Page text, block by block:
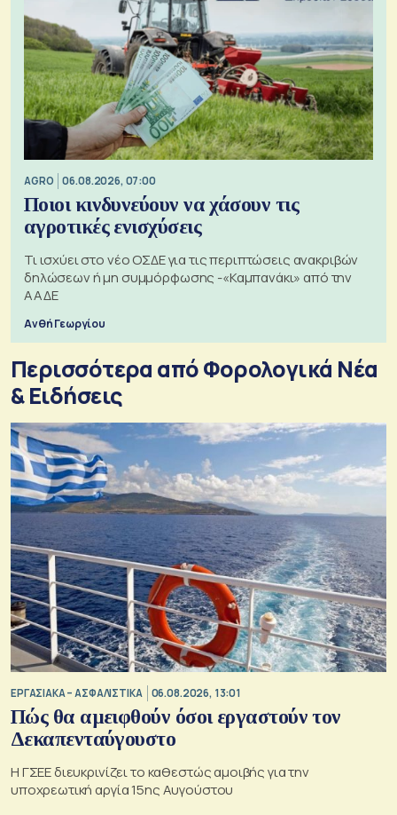
AGRO 06.08.2026, 07:00
Ποιοι κινδυνεύουν να χάσουν τις
αγροτικές ενισχύσεις
Τι ισχύει στο νέο ΟΣΔΕ για τις περιπτώσεις ανακριβών
δηλώσεων ή μη συμμόρφωσης -«Καμπανάκι» από την
ΑΑΔΕ
Ανθή Γεωργίου
Περισσότερα από Φορολογικά Νέα
& Eιδήσεις
ΕΡΓΑΣΙΑΚΑ – ΑΣΦΑΛΙΣΤΙΚΑ 06.08.2026, 13:01
Πώς θα αμειφθούν όσοι εργαστούν τον
Δεκαπενταύγουστο
Η ΓΣΕΕ διευκρινίζει το καθεστώς αμοιβής για την
υποχρεωτική αργία 15ης Αυγούστου